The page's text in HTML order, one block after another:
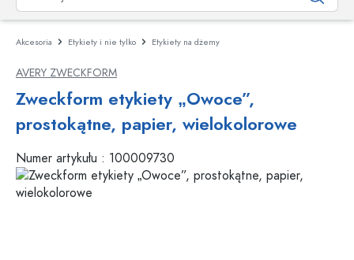
Akcesoria Etykiety i nie tylko Etykiety na dżemy
AVERY ZWECKFORM
Zweckform etykiety „Owoce”,
prostokątne, papier, wielokolorowe
Numer artykułu : 100009730